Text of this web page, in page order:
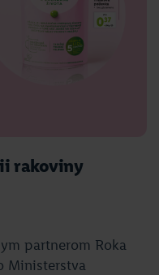
rakoviny
partnerom Roka
Ministerstva